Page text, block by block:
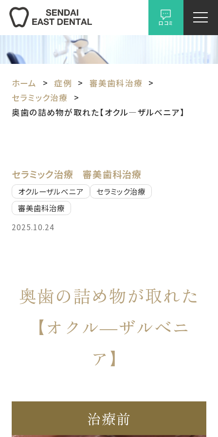
口コミ
ホーム 症例
審美歯科治療
セラミック治療
奥歯の詰め物が取れた【オクル―ザルべニア】
セラミック治療 審美歯科治療
オクルーザルべニア
セラミック治療
審美歯科治療
2025.10.24
奥歯の詰め物が取れた
【オクル―ザルべニ
ア】
治療前